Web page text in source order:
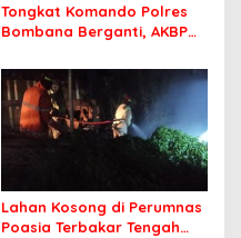
Tongkat Komando Polres
Bombana Berganti, AKBP
Kepolisian Bombana
Lahan Kosong di Perumnas
Poasia Terbakar Tengah